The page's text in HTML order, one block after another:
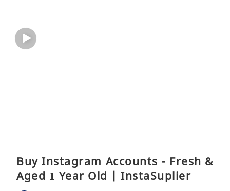
Buy Instagram Accounts - Fresh &
Aged 1 Year Old | InstaSuplier